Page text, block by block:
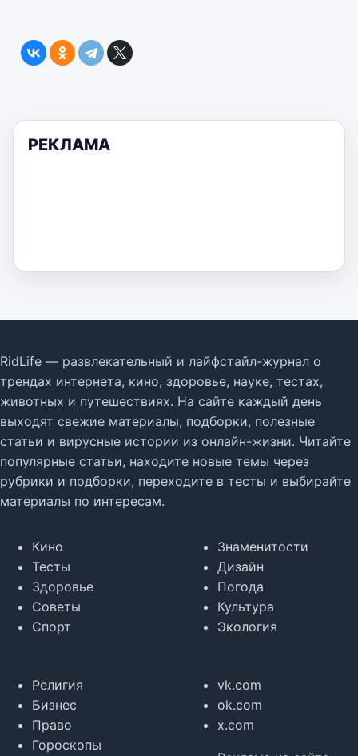
РЕКЛАМА
RidLife — развлекательный и лайфстайл-журнал о
трендах интернета, кино, здоровье, науке, тестах,
животных и путешествиях. На сайте каждый день
выходят свежие материалы, подборки, полезные
статьи и вирусные истории из онлайн-жизни. Читайте
популярные статьи, находите новые темы через
рубрики и подборки, переходите в тесты и выбирайте
материалы по интересам.
Кино
Тесты
Здоровье
Советы
Спорт
Знаменитости
Дизайн
Погода
Культура
Экология
Религия
Бизнес
Право
Гороскопы
vk.com
ok.com
x.com